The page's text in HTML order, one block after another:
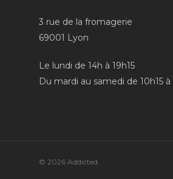
3 rue de la fromagerie
69001 Lyon
Le lundi de 14h à 19h15
Du mardi au samedi de 10h15 à
© 2026 Addicted.